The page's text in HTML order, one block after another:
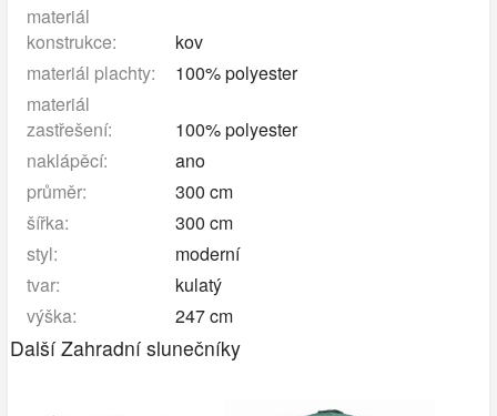
materiál
konstrukce:
kov
materiál plachty:
100% polyester
materiál
zastřešení:
100% polyester
naklápěcí:
ano
průměr:
300 cm
šířka:
300 cm
styl:
moderní
tvar:
kulatý
výška:
247 cm
Další Zahradní slunečníky